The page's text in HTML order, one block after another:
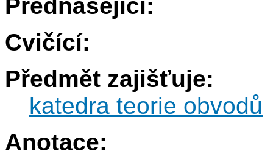
Přednášející:
Cvičící:
Předmět zajišťuje:
katedra teorie obvodů
Anotace: